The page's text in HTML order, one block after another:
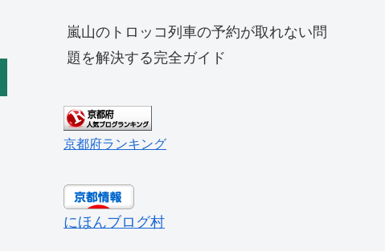
嵐山のトロッコ列車の予約が取れない問
題を解決する完全ガイド
京都府ランキング
にほんブログ村